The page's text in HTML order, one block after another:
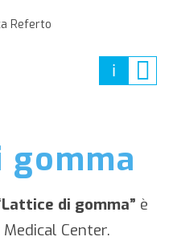
Referto
di gomma” è
Center.